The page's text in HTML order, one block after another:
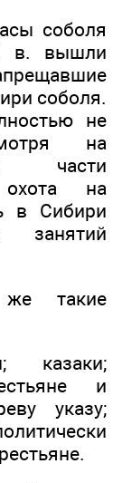
соболя
в. вышли
соболя.
не
на
части
охота на
в Сибири
такие
казаки;
и
указу;